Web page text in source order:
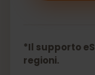
*Il supporto
regioni.